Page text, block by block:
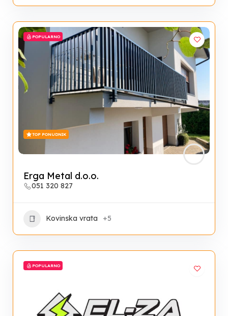
POPULARNO
TOP PONUDNIK
Erga Metal d.o.o.
051 320 827
Kovinska vrata +5
POPULARNO